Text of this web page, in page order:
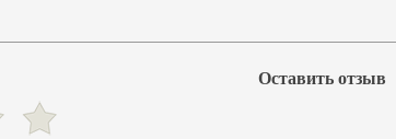
Оставить отзыв